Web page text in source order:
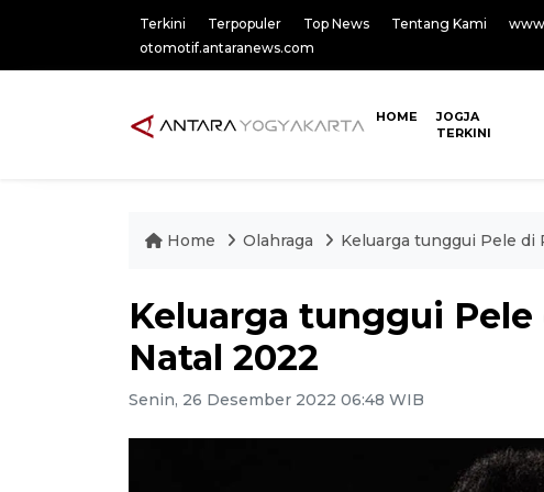
Terkini Terpopuler Top News Tentang Kami
otomotif.antaranews.com
HOME
JOGJA
TERKINI
Home Olahraga Keluarga tunggui Pele di
Keluarga tunggui Pele
Natal 2022
Senin, 26 Desember 2022 06:48 WIB